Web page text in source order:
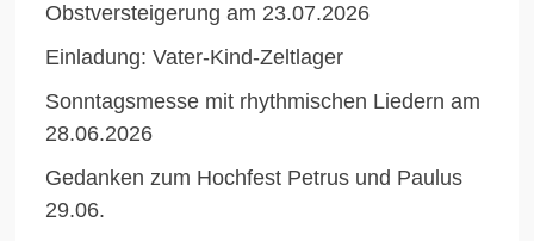
Obstversteigerung am 23.07.2026
Einladung: Vater-Kind-Zeltlager
Sonntagsmesse mit rhythmischen Liedern am
28.06.2026
Gedanken zum Hochfest Petrus und Paulus
29.06.